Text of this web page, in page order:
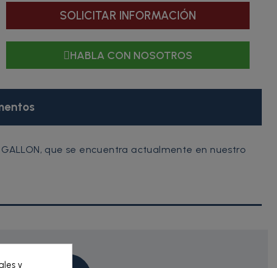
SOLICITAR INFORMACIÓN
HABLA CON NOSOTROS
que se encuentra actualmente en nuestro
y